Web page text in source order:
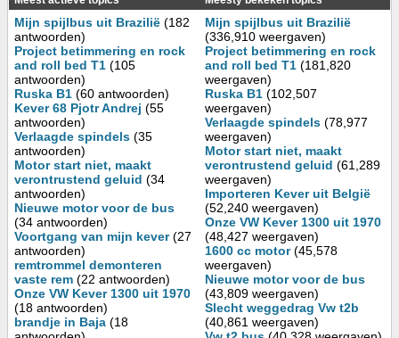
Mijn spijlbus uit Brazilië (182
antwoorden)
Project betimmering en rock
and roll bed T1 (105
antwoorden)
Ruska B1 (60 antwoorden)
Kever 68 Pjotr Andrej (55
antwoorden)
Verlaagde spindels (35
antwoorden)
Motor start niet, maakt
verontrustend geluid (34
antwoorden)
Nieuwe motor voor de bus
(34 antwoorden)
Voortgang van mijn kever(27
antwoorden)
remtrommel demonteren
vaste rem (22 antwoorden)
Onze VW Kever 1300 uit 1970
(18 antwoorden)
brandje in Baja (18
Mijn spijlbus uit Brazilië
(336,910 weergaven)
Project betimmering en rock
and roll bed T1 (181,820
weergaven)
Ruska B1 (102,507
weergaven)
Verlaagde spindels (78,977
weergaven)
Motor start niet, maakt
verontrustend geluid (61,289
weergaven)
Importeren Kever uit België
(52,240 weergaven)
Onze VW Kever 1300 uit 1970
(48,427 weergaven)
1600 cc motor(45,578
weergaven)
Nieuwe motor voor de bus
(43,809 weergaven)
Slecht weggedrag Vw t2b
(40,861 weergaven)